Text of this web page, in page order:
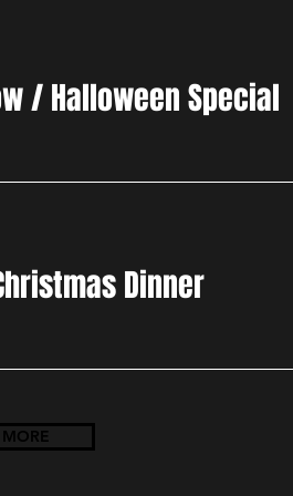
/ Halloween Special
Dinner
MORE